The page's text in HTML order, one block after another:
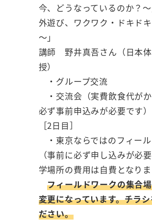
今、どうなっているのか？
外遊び、ワクワク・ドキド
～」
講師 野井真吾さん（日本
授）
・グループ交流
・交流会（実費飲食代がか
必ず事前申込みが必要です）
［2日目］
・東京ならではのフィー
（事前に必ず申し込みが必
学場所の費用は自費となりま
フィールドワークの集合
変更になっています。チラ
ださい。